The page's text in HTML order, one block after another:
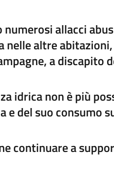
allacci
nelle altre
a discapito
idrica non è più
e del suo consumo
continuare a